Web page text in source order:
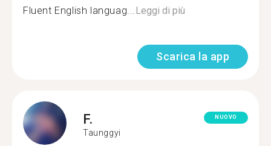
Fluent English languag...Leggi di più
Scarica la app
F.
Taunggyi
NUOVO